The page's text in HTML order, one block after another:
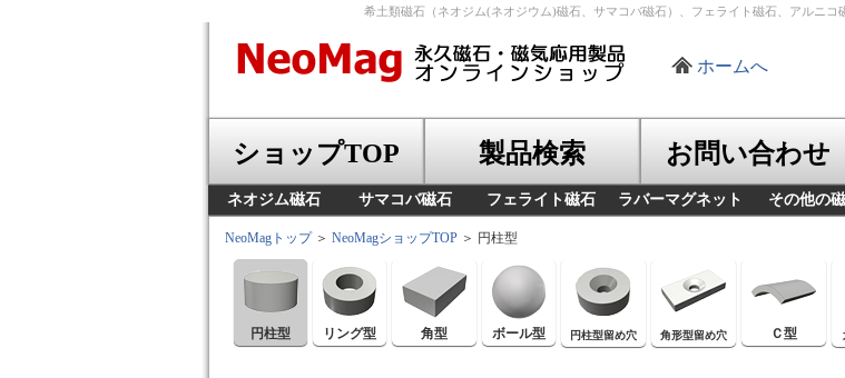
希土類磁石（ネオジム(ネオジウム)磁石、サマコバ磁石）、フェライト磁石、アルニ
ホームへ
ショップTOP 製品検索 お問い合わせ
ネオジム磁石 サマコバ磁石 フェライト磁石 ラバーマグネット その他の
NeoMagトップ＞ NeoMagショップTOP ＞ 円柱型
円柱型 リング型 角型 ボール型 円柱型留め穴 角形型留め穴 Ｃ型